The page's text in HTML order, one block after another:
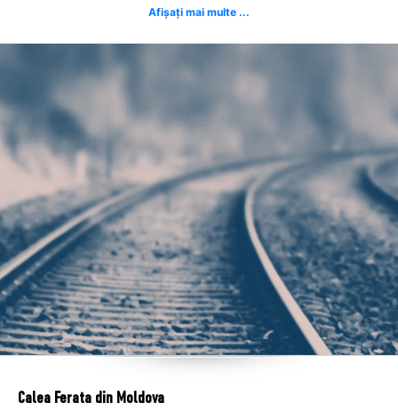
Afișați mai multe ...
Calea Ferata din Moldova